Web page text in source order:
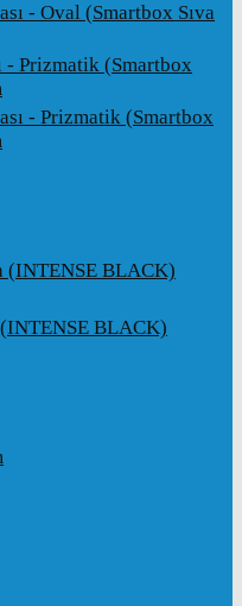
- Oval (Smartbox Sıva
- Prizmatik (Smartbox
- Prizmatik (Smartbox
(INTENSE BLACK)
BLACK)